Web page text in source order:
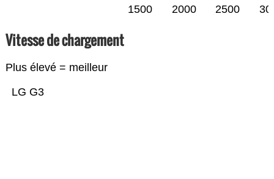
1500 2000 2500
Vitesse de chargement
Plus élevé = meilleur
LG G3